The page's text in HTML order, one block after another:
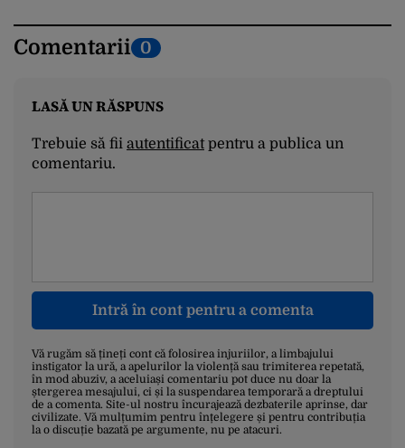
Comentarii 0
LASĂ UN RĂSPUNS
Trebuie să fii autentificatpentru a publica un
comentariu.
Intră în cont pentru a comenta
Vă rugăm să țineți cont că folosirea injuriilor, a limbajului
instigator la ură, a apelurilor la violență sau trimiterea repetată,
în mod abuziv, a aceluiași comentariu pot duce nu doar la
ștergerea mesajului, ci și la suspendarea temporară a dreptului
de a comenta. Site-ul nostru încurajează dezbaterile aprinse, dar
civilizate. Vă mulțumim pentru înțelegere și pentru contribuția
la o discuție bazată pe argumente, nu pe atacuri.